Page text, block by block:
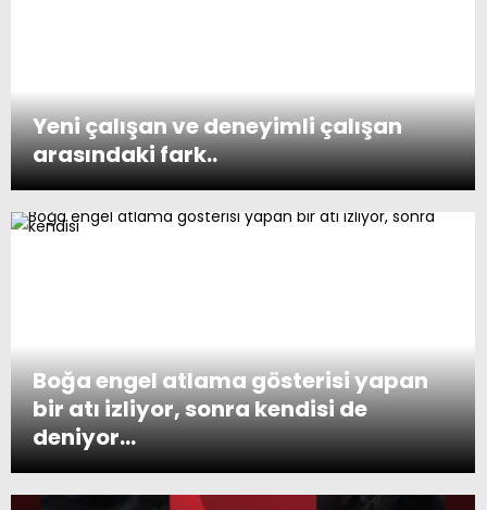
Yeni çalışan ve deneyimli çalışan
arasındaki fark..
Boğa engel atlama gösterisi yapan
bir atı izliyor, sonra kendisi de
deniyor…